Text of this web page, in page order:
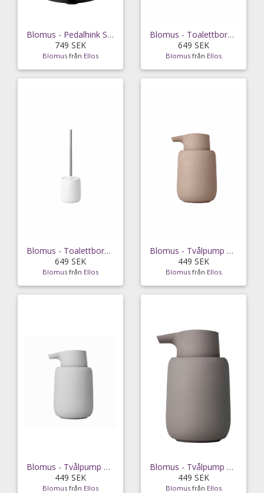
Blomus - Pedalhink Sono 3L - Grå
749 SEK
Blomus från Ellos
Blomus - Toalettborste Sono 39 cm - Grå
649 SEK
Blomus från Ellos
Blomus - Toalettborste Sono 39 cm - Vit
649 SEK
Blomus från Ellos
Blomus - Tvålpump Sono 250ml - Rosa
449 SEK
Blomus från Ellos
Blomus - Tvålpump Sono 250ml - Grå
449 SEK
Blomus från Ellos
Blomus - Tvålpump Sono 250ml - Grå
449 SEK
Blomus från Ellos